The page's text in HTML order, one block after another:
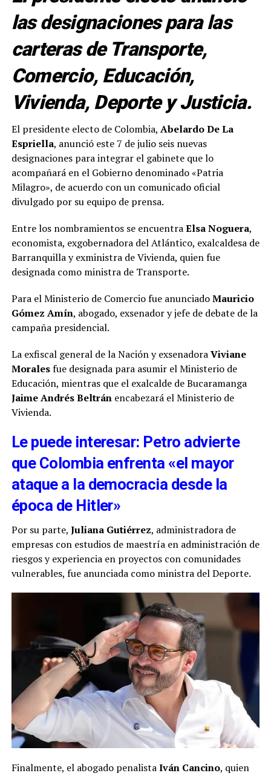
las designaciones para las
carteras de Transporte,
Comercio, Educación,
Vivienda, Deporte y Justicia.
El presidente electo de Colombia, Abelardo De La
Espriella, anunció este 7 de julio seis nuevas
designaciones para integrar el gabinete que lo
acompañará en el Gobierno denominado «Patria
Milagro», de acuerdo con un comunicado oficial
divulgado por su equipo de prensa.
Entre los nombramientos se encuentraElsa Noguera,
economista, exgobernadora del Atlántico, exalcaldesa de
Barranquilla y exministra de Vivienda, quien fue
designada como ministra de Transporte.
Para el Ministerio de Comercio fue anunciadoMauricio
Gómez Amín, abogado, exsenador y jefe de debate de la
campaña presidencial.
La exfiscal general de la Nación y exsenadoraViviane
Moralesfue designada para asumir el Ministerio de
Educación, mientras que el exalcalde de Bucaramanga
Jaime Andrés Beltránencabezará el Ministerio de
Vivienda.
Le puede interesar: Petro advierte
que Colombia enfrenta «el mayor
ataque a la democracia desde la
época de Hitler»
Por su parte, Juliana Gutiérrez, administradora de
empresas con estudios de maestría en administración de
riesgos y experiencia en proyectos con comunidades
vulnerables, fue anunciada como ministra del Deporte.
Finalmente, el abogado penalistaIván Cancino, quien